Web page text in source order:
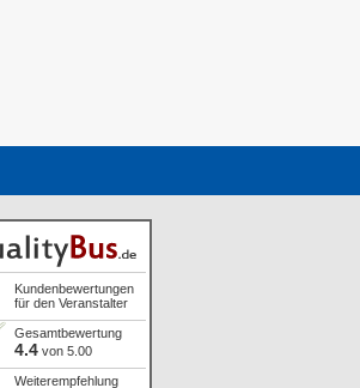
Kundenbewertungen
für den Veranstalter
Gesamtbewertung
4.4 von 5.00
Weiterempfehlung